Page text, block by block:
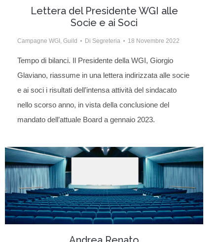
Lettera del Presidente WGI alle
Socie e ai Soci
Campagne WGI Guild Di Segreteria 18 Novembre 2022
Tempo di bilanci. Il Presidente della WGI, Giorgio
Glaviano, riassume in una lettera indirizzata alle socie
e ai soci i risultati dell’intensa attività del sindacato
nello scorso anno, in vista della conclusione del
mandato dell’attuale Board a gennaio 2023.